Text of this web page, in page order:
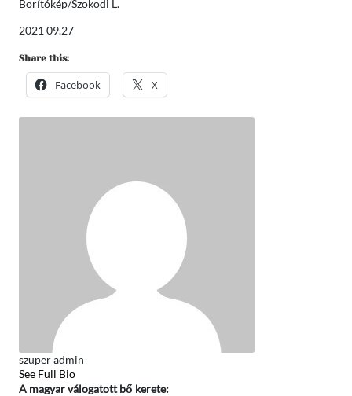
Borítókép/Szokodi L.
2021 09.27
Share this:
Facebook X
szuper admin
See Full Bio
A magyar válogatott bő kerete: